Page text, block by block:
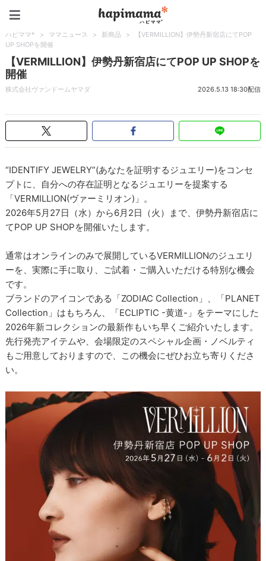
ハピママ* > ママニュース > 新商品 >
【VERMILLION】伊勢丹新宿店にてPOP
UP SHOPを開催
【VERMILLION】伊勢丹新宿店にてPOP UP SHOPを
開催
株式会社ヴァンドームヤマダ 2026.5.13 18:30配信
“IDENTIFY JEWELRY”(あなたを証明するジュエリー)をコンセ
プトに、自分への存在証明となるジュエリーを提案する
「VERMILLION(ヴァーミリオン)」。
2026年5月27日（水）から6月2日（火）まで、伊勢丹新宿店に
てPOP UP SHOPを開催いたします。
通常はオンラインのみで展開しているVERMILLIONのジュエリ
ーを、実際に手に取り、ご試着・ご購入いただける特別な機会
です。
ブランドのアイコンである「ZODIAC Collection」、「PLANET
Collection」はもちろん、「ECLIPTIC -黄道-」をテーマにした
2026年新コレクションの最新作もいち早くご紹介いたします。
先行発売アイテムや、会場限定のスペシャル企画・ノベルティ
もご用意しておりますので、この機会にぜひお立ち寄りくださ
い。